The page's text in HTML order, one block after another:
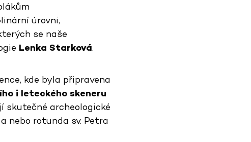
úrovni,
se naše
Lenka Starková.
kde byla připravena
i leteckého skeneru
skutečné archeologické
nebo rotunda sv. Petra